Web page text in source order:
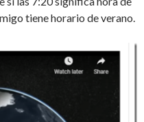
tiene horario de verano.